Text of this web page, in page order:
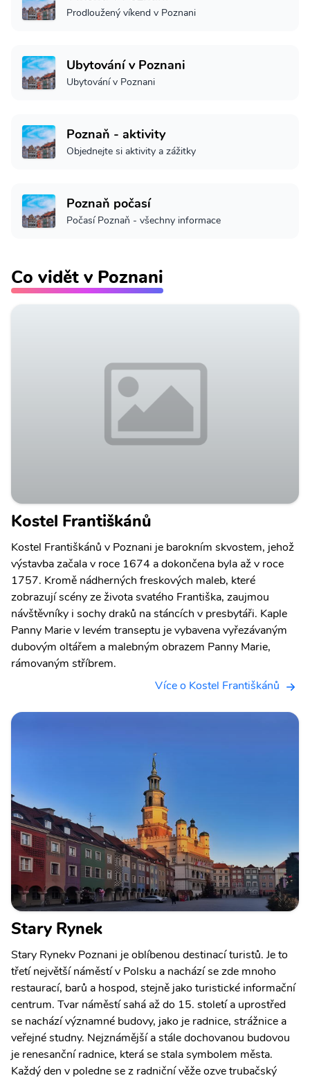
Prodloužený víkend v Poznani
Ubytování v Poznani
Ubytování v Poznani
Poznaň - aktivity
Objednejte si aktivity a zážitky
Poznaň počasí
Počasí Poznaň - všechny informace
Co vidět v Poznani
Kostel Františkánů
Kostel Františkánů v Poznani je barokním skvostem, jehož
výstavba začala v roce 1674 a dokončena byla až v roce
1757. Kromě nádherných freskových maleb, které
zobrazují scény ze života svatého Františka, zaujmou
návštěvníky i sochy draků na stáncích v presbytáři. Kaple
Panny Marie v levém transeptu je vybavena vyřezávaným
dubovým oltářem a malebným obrazem Panny Marie,
rámovaným stříbrem.
Více o Kostel Františkánů
Stary Rynek
Stary Rynekv Poznani je oblíbenou destinací turistů. Je to
třetí největší náměstí v Polsku a nachází se zde mnoho
restaurací, barů a hospod, stejně jako turistické informační
centrum. Tvar náměstí sahá až do 15. století a uprostřed
se nachází významné budovy, jako je radnice, strážnice a
veřejné studny. Nejznámější a stále dochovanou budovou
je renesanční radnice, která se stala symbolem města.
Každý den v poledne se z radniční věže ozve trubačský